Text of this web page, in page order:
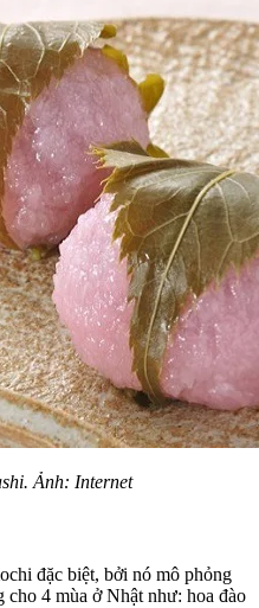
Ảnh: Internet
đặc biệt, bởi nó mô phỏng
cho 4 mùa ở Nhật như: hoa đào